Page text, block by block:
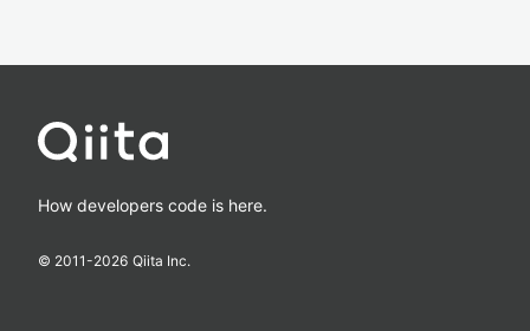
How developers code is here.
© 2011-2026 Qiita Inc.